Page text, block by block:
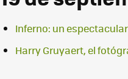
Inferno: un
Harry Gruyaert, el